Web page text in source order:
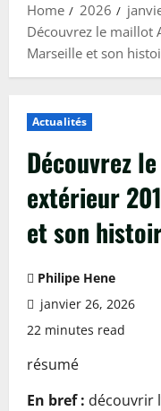
Home 2026
Découvrez le maillot
Marseille et son
Actualités
Découvrez
extérieur
et son
Philipe Hene
janvier 26, 2026
22 minutes read
résumé
En bref : découvrir